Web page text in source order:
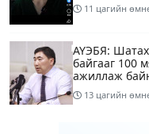
11 цагийн
АҮЭБЯ:
байгааг 100
ажиллаж
13 цагийн